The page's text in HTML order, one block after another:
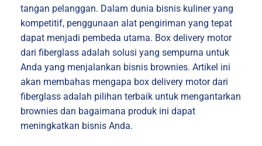
tangan pelanggan. Dalam dunia bisnis kuliner yang
kompetitif, penggunaan alat pengiriman yang tepat
dapat menjadi pembeda utama. Box delivery motor
dari fiberglass adalah solusi yang sempurna untuk
Anda yang menjalankan bisnis brownies. Artikel ini
akan membahas mengapa box delivery motor dari
fiberglass adalah pilihan terbaik untuk mengantarkan
brownies dan bagaimana produk ini dapat
meningkatkan bisnis Anda.